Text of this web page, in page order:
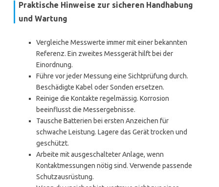
Praktische Hinweise zur sicheren Handhabung
und Wartung
Vergleiche Messwerte immer mit einer bekannten
Referenz. Ein zweites Messgerät hilft bei der
Einordnung.
Führe vor jeder Messung eine Sichtprüfung durch.
Beschädigte Kabel oder Sonden ersetzen.
Reinige die Kontakte regelmässig. Korrosion
beeinflusst die Messergebnisse.
Tausche Batterien bei ersten Anzeichen für
schwache Leistung. Lagere das Gerät trocken und
geschützt.
Arbeite mit ausgeschalteter Anlage, wenn
Kontaktmessungen nötig sind. Verwende passende
Schutzausrüstung.